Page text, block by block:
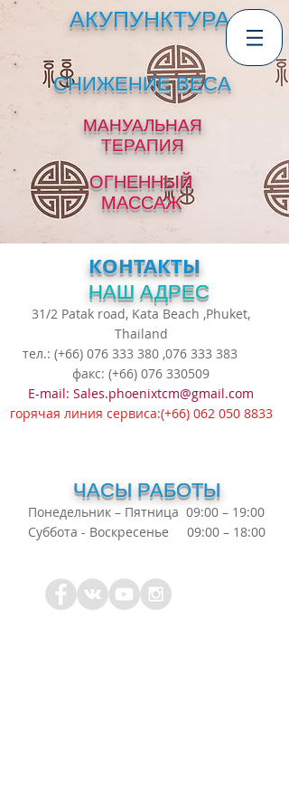
Роял Шарк
Центртрадиционнойкитайской медицины
Бесплатный трансфер
Бесплатная диагностика
+66 99 361 2777(по-русски)
WhatsApp
АКУПУНКТУРА
СНИЖЕНИЕ ВЕСА
МАНУАЛЬНАЯ
ТЕРАПИЯ
ОГНЕННЫЙ
МАССАЖ
КОНТАКТЫ
НАШ АДРЕС
31/2 Patak road, Kata Beach ,Phuket,
Thailand
тел.: (+66) 076 333 380 ,076 333 383
факс: (+66) 076 330509
E-mail: Sales.phoenixtcm@gmail.com
горячая линия сервиса:(+66) 062 050 8833
ЧАСЫ РАБОТЫ
Понедельник – Пятница 09:00 – 19:00
Суббота - Воскресенье 09:00 – 18:00